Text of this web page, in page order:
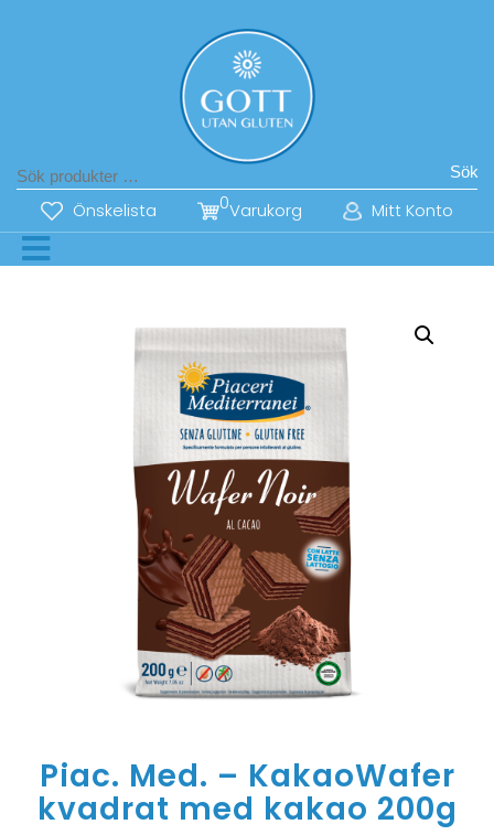
Sök
Önskelista Varukorg
0 Mitt Konto
Piac. Med. – KakaoWafer
kvadrat med kakao 200g